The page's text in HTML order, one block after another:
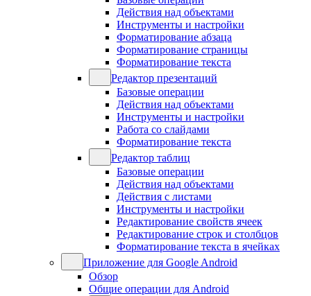
Действия над объектами
Инструменты и настройки
Форматирование абзаца
Форматирование страницы
Форматирование текста
Редактор презентаций
Базовые операции
Действия над объектами
Инструменты и настройки
Работа со слайдами
Форматирование текста
Редактор таблиц
Базовые операции
Действия над объектами
Действия с листами
Инструменты и настройки
Редактирование свойств ячеек
Редактирование строк и столбцов
Форматирование текста в ячейках
Приложение для Google Android
Обзор
Общие операции для Android